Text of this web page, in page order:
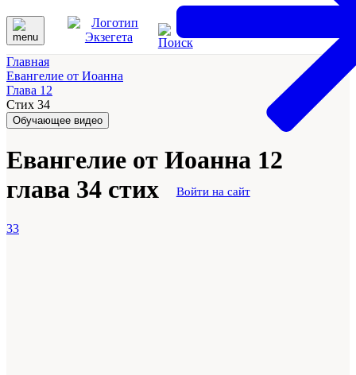
Войти на сайт
Главная
Евангелие от Иоанна
Глава 12
Стих 34
Обучающее видео
Евангелие от Иоанна 12
глава 34 стих
33